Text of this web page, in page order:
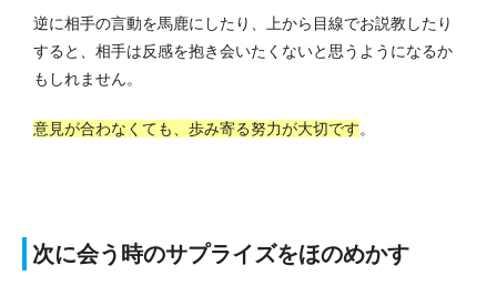
逆に相手の言動を馬鹿にしたり、上から目線でお説教したり
すると、相手は反感を抱き会いたくないと思うようになるか
もしれません。
意見が合わなくても、歩み寄る努力が大切です。
次に会う時のサプライズをほのめかす